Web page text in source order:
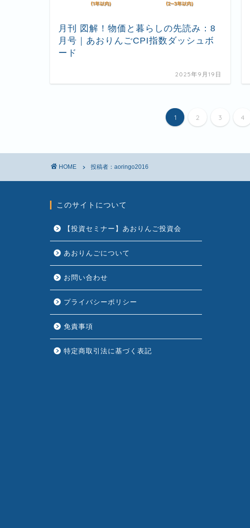
月刊 図解！物価と暮らしの先読み：8
月号｜あおりんごCPI指数ダッシュボ
ード
2025年9月19日
1 2 3 4
HOME 投稿者：aoringo2016
このサイトについて
【投資セミナー】あおりんご投資会
あおりんごについて
お問い合わせ
プライバシーポリシー
免責事項
特定商取引法に基づく表記